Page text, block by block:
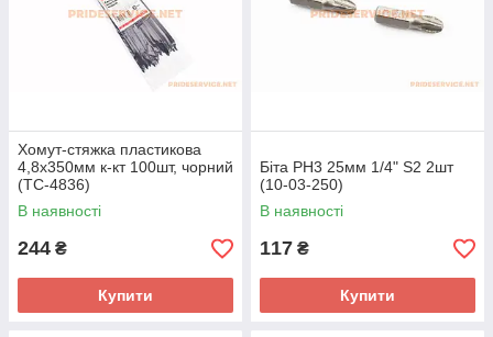
Хомут-стяжка пластикова
4,8x350мм к-кт 100шт, чорний
(TC-4836)
В наявності
244 ₴
Купити
Біта PH3 25мм 1/4" S2 2шт
(10-03-250)
В наявності
117 ₴
Купити